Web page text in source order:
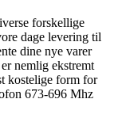
forskellige
dage levering til
dine nye varer
nemlig ekstremt
kostelige form for
673-696 Mhz